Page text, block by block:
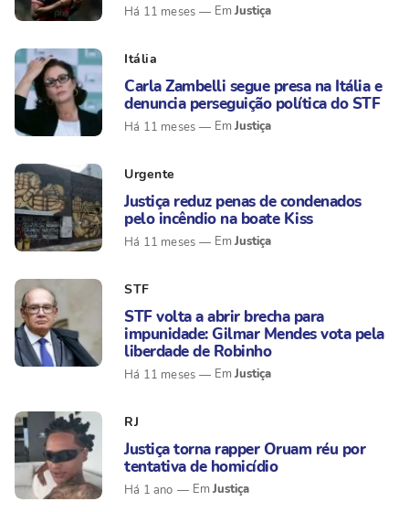
Há 11 meses Justiça
Itália
Carla Zambelli segue presa na Itália e
denuncia perseguição política do STF
Há 11 meses Justiça
Urgente
Justiça reduz penas de condenados
pelo incêndio na boate Kiss
Há 11 meses Justiça
STF
STF volta a abrir brecha para
impunidade: Gilmar Mendes vota pela
liberdade de Robinho
Há 11 meses Justiça
RJ
Justiça torna rapper Oruam réu por
tentativa de homicídio
Há 1 ano Justiça